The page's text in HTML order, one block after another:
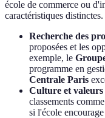
école de commerce ou
caractéristiques distinctes.
Recherche des
proposées et les
exemple, le
programme en
Centrale Paris
Culture et valeurs
classements
si l'école